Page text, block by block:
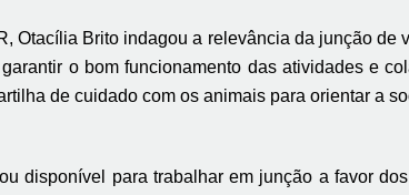
Otacília Brito indagou a relevância da junção
o bom funcionamento das atividades e
de cuidado com os animais para orientar a
disponível para trabalhar em junção a favor